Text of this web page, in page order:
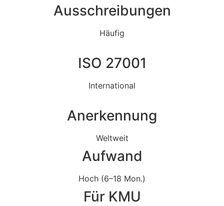
Ausschreibungen
Häufig
ISO 27001
International
Anerkennung
Weltweit
Aufwand
Hoch (6–18 Mon.)
Für KMU